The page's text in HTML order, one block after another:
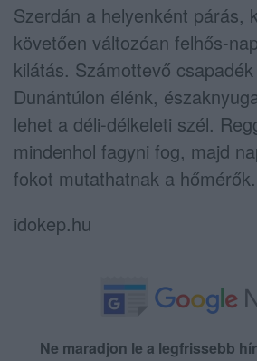
Szerdán a helyenként párás,
követően változóan felhős-
kilátás. Számottevő
Dunántúlon élénk,
lehet a déli-délkeleti szél.
mindenhol fagyni fog, majd
fokot mutathatnak a hőmérők.
idokep.hu
Ne maradjon le a legfrissebb